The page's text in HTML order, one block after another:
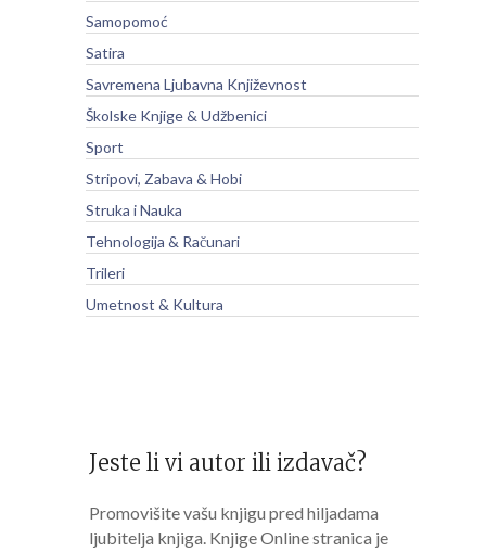
Samopomoć
Satira
Savremena Ljubavna Književnost
Školske Knjige & Udžbenici
Sport
Stripovi, Zabava & Hobi
Struka i Nauka
Tehnologija & Računari
Trileri
Umetnost & Kultura
Jeste li vi autor ili izdavač?
Promovišite vašu knjigu pred hiljadama
ljubitelja knjiga. Knjige Online stranica je